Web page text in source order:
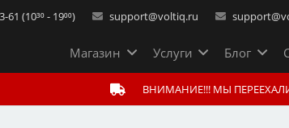
61 (10³⁰ - 19⁰⁰) support@voltiq.ru
Магазин Услуги Блог
ВНИМАНИЕ!!! МЫ